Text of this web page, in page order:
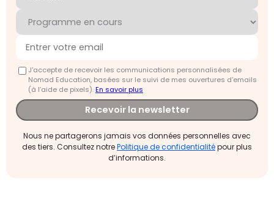
J'accepte de recevoir les communications personnalisées de
Nomad Education, basées sur le suivi de mes ouvertures d'emails
(à l’aide de pixels).En savoir plus
Recevoir la newsletter
Nous ne partagerons jamais vos données personnelles avec
des tiers. Consultez notrePolitique de confidentialitépour plus
d’informations.